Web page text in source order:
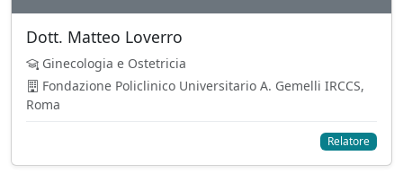
Dott. Matteo Loverro
Ginecologia e Ostetricia
Fondazione Policlinico Universitario A. Gemelli IRCCS,
Roma
Relatore